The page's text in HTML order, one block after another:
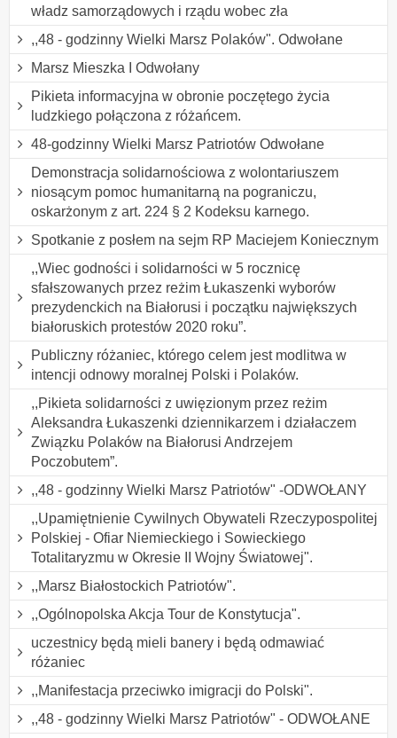
władz samorządowych i rządu wobec zła
,,48 - godzinny Wielki Marsz Polaków". Odwołane
Marsz Mieszka I Odwołany
Pikieta informacyjna w obronie poczętego życia
ludzkiego połączona z różańcem.
48-godzinny Wielki Marsz Patriotów Odwołane
Demonstracja solidarnościowa z wolontariuszem
niosącym pomoc humanitarną na pograniczu,
oskarżonym z art. 224 § 2 Kodeksu karnego.
Spotkanie z posłem na sejm RP Maciejem Koniecznym
,,Wiec godności i solidarności w 5 rocznicę
sfałszowanych przez reżim Łukaszenki wyborów
prezydenckich na Białorusi i początku największych
białoruskich protestów 2020 roku”.
Publiczny różaniec, którego celem jest modlitwa w
intencji odnowy moralnej Polski i Polaków.
,,Pikieta solidarności z uwięzionym przez reżim
Aleksandra Łukaszenki dziennikarzem i działaczem
Związku Polaków na Białorusi Andrzejem
Poczobutem”.
,,48 - godzinny Wielki Marsz Patriotów" -ODWOŁANY
,,Upamiętnienie Cywilnych Obywateli Rzeczypospolitej
Polskiej - Ofiar Niemieckiego i Sowieckiego
Totalitaryzmu w Okresie II Wojny Światowej".
,,Marsz Białostockich Patriotów".
,,Ogólnopolska Akcja Tour de Konstytucja".
uczestnicy będą mieli banery i będą odmawiać
różaniec
,,Manifestacja przeciwko imigracji do Polski".
,,48 - godzinny Wielki Marsz Patriotów" - ODWOŁANE